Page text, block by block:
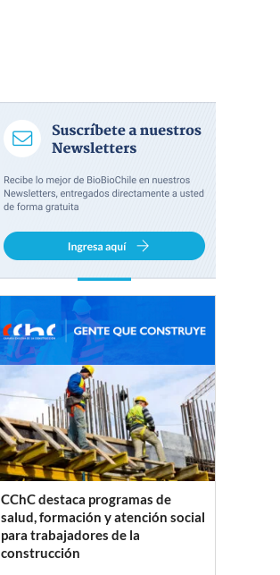
CChC destaca programas de
salud, formación y atención social
para trabajadores de la
construcción